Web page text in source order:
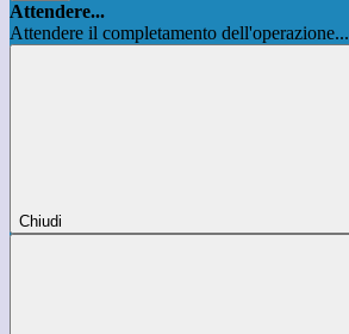
Attendere...
Attendere il completamento dell'operazione...
Chiudi